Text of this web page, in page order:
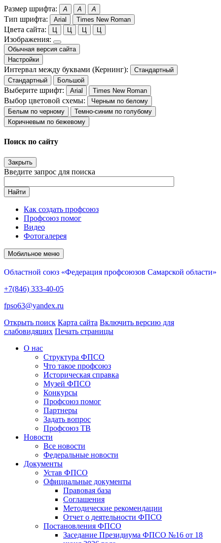
Размер шрифта: A A A
Тип шрифта: Arial Times New Roman
Цвета сайта: Ц Ц Ц Ц
Изображения:
Обычная версия сайта
Настройки
Интервал между буквами (Кернинг):
Стандартный
Стандартный
Большой
Выберите шрифт: Arial Times New Roman
Выбор цветовой схемы:
Черным по белому
Белым по черному
Темно-синим по голубому
Коричневым по бежевому
Поиск по сайту
Закрыть
Введите запрос для поиска
Найти
Как создать профсоюз
Профсоюз помог
Видео
Фотогалерея
Мобильное меню
Областной союз «Федерация профсоюзов Самарской области»
+7(846) 333-40-05
fpso63@yandex.ru
Открыть поиск Карта сайта Включить версию для
слабовидящих Печать страницы
О нас
Структура ФПСО
Что такое профсоюз
Историческая справка
Музей ФПСО
Конкурсы
Профсоюз помог
Партнеры
Задать вопрос
Профсоюз ТВ
Новости
Все новости
Федеральные новости
Документы
Устав ФПСО
Официальные документы
Правовая база
Соглашения
Методические рекомендации
Отчет о деятельности ФПСО
Постановления ФПСО
Заседание Президиума ФПСО №16 от 18